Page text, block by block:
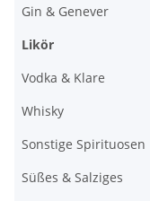
Gin & Genever
Likör
Vodka & Klare
Whisky
Sonstige Spirituosen
Süßes & Salziges